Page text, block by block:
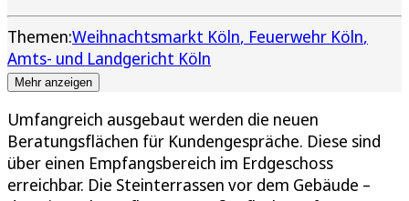
Themen:Weihnachtsmarkt Köln Feuerwehr Köln
Amts- und Landgericht Köln
Mehr anzeigen
Umfangreich ausgebaut werden die neuen
Beratungsflächen für Kundengespräche. Diese sind
über einen Empfangsbereich im Erdgeschoss
erreichbar. Die Steinterrassen vor dem Gebäude –